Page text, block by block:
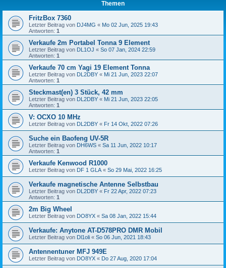
Themen
FritzBox 7360
Letzter Beitrag von DJ4MG « Mo 02 Jun, 2025 19:43
Antworten: 1
Verkaufe 2m Portabel Tonna 9 Element
Letzter Beitrag von DL1OJ « So 07 Jan, 2024 22:59
Antworten: 1
Verkaufe 70 cm Yagi 19 Element Tonna
Letzter Beitrag von DL2DBY « Mi 21 Jun, 2023 22:07
Antworten: 1
Steckmast(en) 3 Stück, 42 mm
Letzter Beitrag von DL2DBY « Mi 21 Jun, 2023 22:05
Antworten: 1
V: OCXO 10 MHz
Letzter Beitrag von DL2DBY « Fr 14 Okt, 2022 07:26
Suche ein Baofeng UV-5R
Letzter Beitrag von DH6WS « Sa 11 Jun, 2022 10:17
Antworten: 1
Verkaufe Kenwood R1000
Letzter Beitrag von DF 1 GLA « So 29 Mai, 2022 16:25
Verkaufe magnetische Antenne Selbstbau
Letzter Beitrag von DL2DBY « Fr 22 Apr, 2022 07:23
Antworten: 1
2m Big Wheel
Letzter Beitrag von DO8YX « Sa 08 Jan, 2022 15:44
Verkaufe: Anytone AT-D578PRO DMR Mobil
Letzter Beitrag von Dl1oli « So 06 Jun, 2021 18:43
Antennentuner MFJ 949E
Letzter Beitrag von DO8YX « Do 27 Aug, 2020 17:04